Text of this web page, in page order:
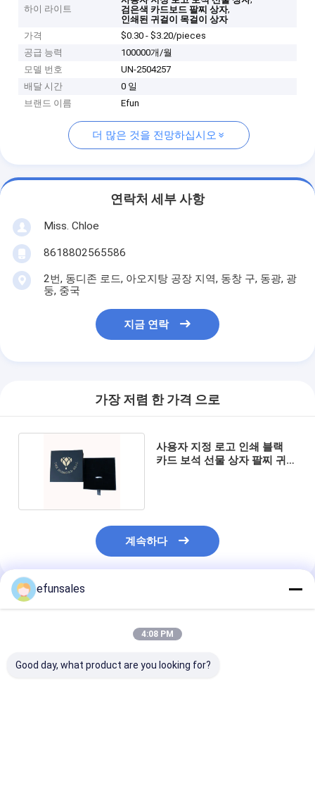
하이 라이트
검은색 카드보드 팔찌 상자,
인쇄된 귀걸이 목걸이 상자
가격
$0.30 - $3.20/pieces
공급 능력
100000개/월
모델 번호
UN-2504257
배달 시간
0 일
브랜드 이름
Efun
더 많은 것을 전망하십시오
연락처 세부 사항
Miss. Chloe
8618802565586
2번, 동디존 로드, 아오지탕 공장 지역, 동창 구, 동광, 광
둥, 중국
지금 연락
가장 저렴 한 가격 으로
사용자 지정 로고 인쇄 블랙
카드 보석 선물 상자 팔찌 귀
계속하다
추천된 제품
efunsales
4:08 PM
Good day, what product are you looking for?